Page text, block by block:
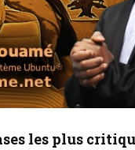
les plus